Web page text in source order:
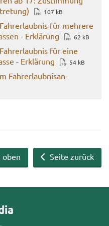
107 kB
für meh­re­re
- Er­klä­rung
62 kB
für eine
- Er­klä­rung
54 kB
Fahr­erlaub­nis­an­
Seite zurück
oben